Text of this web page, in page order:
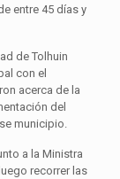
entre 45 días y
de Tolhuin
con el
acerca de la
del
municipio.
a la Ministra
recorrer las